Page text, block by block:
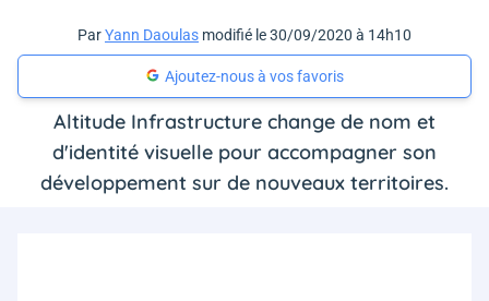
ParYann Daoulas modifié le 30/09/2020 à 14h10
Ajoutez-nous à vos favoris
Altitude Infrastructure change de nom et
d'identité visuelle pour accompagner son
développement sur de nouveaux territoires.